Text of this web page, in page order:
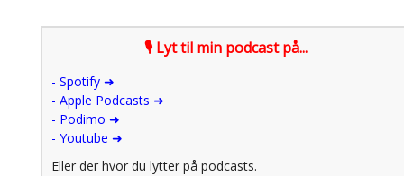
🎙 Lyt til min podcast på...
- Spotify ➜
- Apple Podcasts ➜
- Podimo ➜
- Youtube ➜
Eller der hvor du lytter på podcasts.